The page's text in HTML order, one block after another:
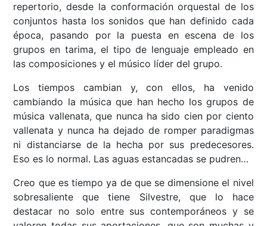
repertorio, desde la conformación orquestal de los
conjuntos hasta los sonidos que han definido cada
época, pasando por la puesta en escena de los
grupos en tarima, el tipo de lenguaje empleado en
las composiciones y el músico líder del grupo.
Los tiempos cambian y, con ellos, ha venido
cambiando la música que han hecho los grupos de
música vallenata, que nunca ha sido cien por ciento
vallenata y nunca ha dejado de romper paradigmas
ni distanciarse de la hecha por sus predecesores.
Eso es lo normal. Las aguas estancadas se pudren…
Creo que es tiempo ya de que se dimensione el nivel
sobresaliente que tiene Silvestre, que lo hace
destacar no solo entre sus contemporáneos y se